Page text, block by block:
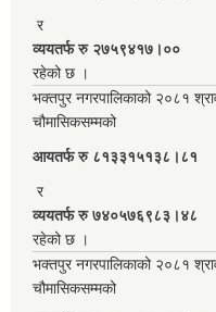
र
व्ययतर्फ रु २७५९४१७।००
रहेको छ ।
भक्तपुर नगरपालिकाको २०८१
चौमासिकसम्मको
आयतर्फ रु‌ ८१३३१५१३८।८१
र
व्ययतर्फ रु ७४०५७६९८३।४८
रहेको छ ।
भक्तपुर नगरपालिकाको २०८१
चौमासिकसम्मको